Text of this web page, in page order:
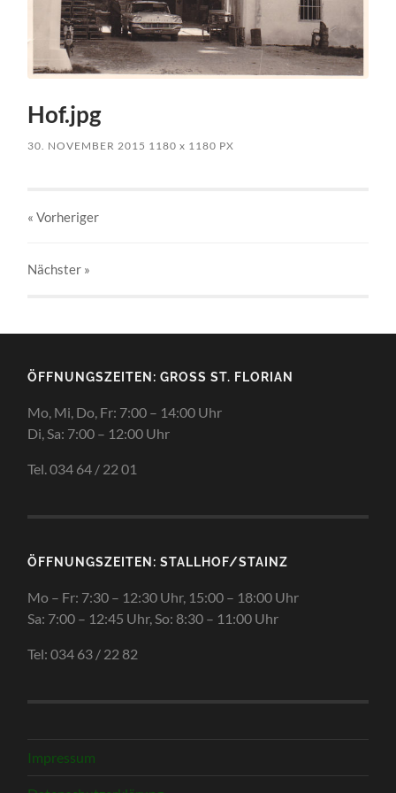
Hof.jpg
30. NOVEMBER 2015 1180x 1180 PX
« Vorheriger
Nächster »
ÖFFNUNGSZEITEN: GROSS ST. FLORIAN
Mo, Mi, Do, Fr: 7:00 – 14:00 Uhr
Di, Sa: 7:00 – 12:00 Uhr
Tel. 034 64 / 22 01
ÖFFNUNGSZEITEN: STALLHOF/STAINZ
Mo – Fr: 7:30 – 12:30 Uhr, 15:00 – 18:00 Uhr
Sa: 7:00 – 12:45 Uhr, So: 8:30 – 11:00 Uhr
Tel: 034 63 / 22 82
Impressum